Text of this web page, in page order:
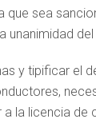
que sea
del
y tipificar el
la licencia de